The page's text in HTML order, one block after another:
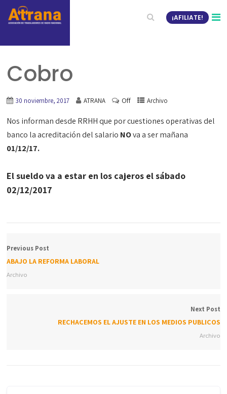
¡AFILIATE!
Cobro
30 noviembre, 2017 ATRANA Off Archivo
Nos informan desde RRHH que por cuestiones operativas del
banco la acreditación del salario NOva a ser mañana
01/12/17.
El sueldo va a estar en los cajeros el sábado
02/12/2017
Previous Post
ABAJO LA REFORMA LABORAL
Archivo
Next Post
RECHACEMOS EL AJUSTE EN LOS MEDIOS PUBLICOS
Archivo